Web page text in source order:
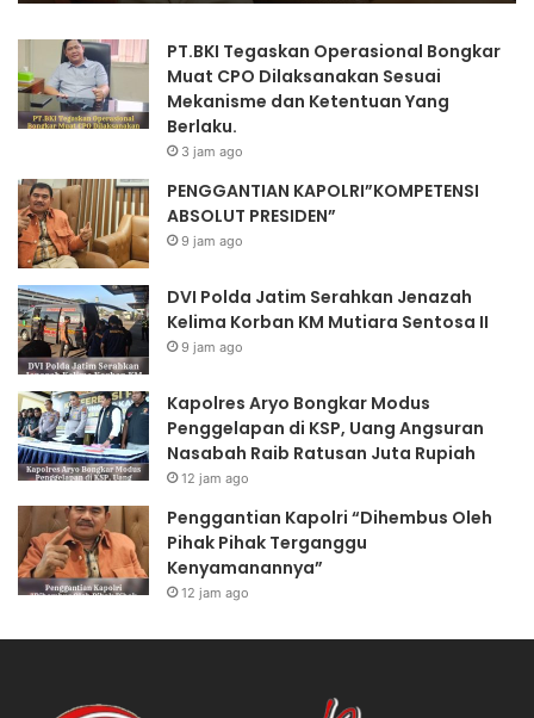
PT.BKI Tegaskan Operasional Bongkar
Muat CPO Dilaksanakan Sesuai
Mekanisme dan Ketentuan Yang
Berlaku.
3 jam ago
PENGGANTIAN KAPOLRI”KOMPETENSI
ABSOLUT PRESIDEN”
9 jam ago
DVI Polda Jatim Serahkan Jenazah
Kelima Korban KM Mutiara Sentosa II
9 jam ago
Kapolres Aryo Bongkar Modus
Penggelapan di KSP, Uang Angsuran
Nasabah Raib Ratusan Juta Rupiah
12 jam ago
Penggantian Kapolri “Dihembus Oleh
Pihak Pihak Terganggu
Kenyamanannya”
12 jam ago